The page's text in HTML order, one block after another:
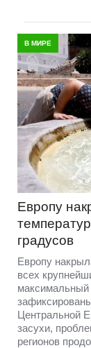
В МИРЕ
Европу
градусов
Европу
всех
максимальный
Центральной
засухи,
регионов